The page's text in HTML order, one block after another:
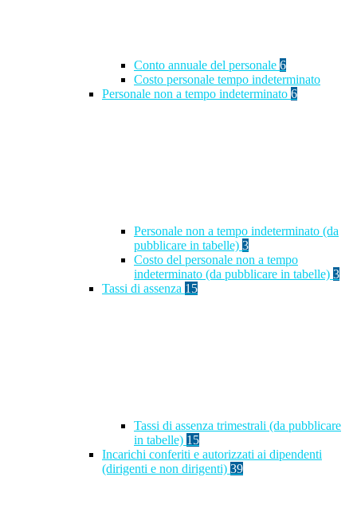
Conto annuale del personale 6
Costo personale tempo indeterminato
Personale non a tempo indeterminato 6
Personale non a tempo indeterminato (da
pubblicare in tabelle) 3
Costo del personale non a tempo
indeterminato (da pubblicare in tabelle) 3
Tassi di assenza 15
Tassi di assenza trimestrali (da pubblicare
in tabelle) 15
Incarichi conferiti e autorizzati ai dipendenti
(dirigenti e non dirigenti) 39